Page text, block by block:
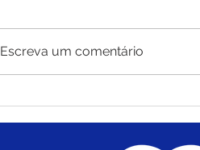
Escreva um comentário